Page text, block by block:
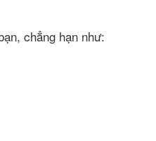
chẳng hạn như: